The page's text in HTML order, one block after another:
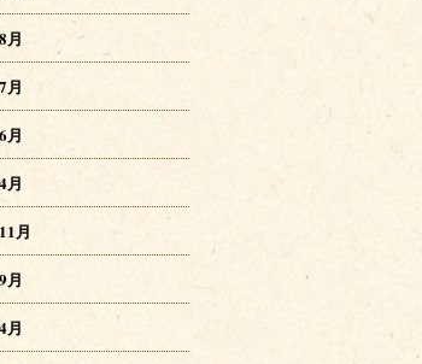
月
月
月
月
月
月
月